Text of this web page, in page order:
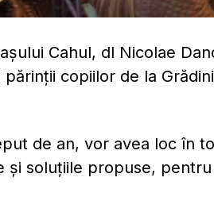
Cahul, dl Nicolae
copiilor de la
de an, vor avea loc în
şi soluţiile propuse,